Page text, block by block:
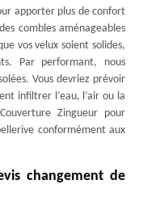
apporter plus de confort
combles aménageables
vos velux soient solides,
Par performant, nous
Vous devriez prévoir
infiltrer l’eau, l’air ou la
Zingueur pour
conformément aux
changement de